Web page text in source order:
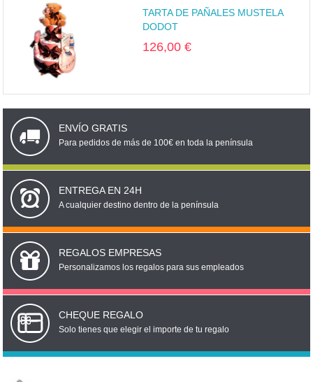
TARTA DE PAÑALES MUSTELA
DODOT
126,00 €
ENVÍO GRATIS
Para pedidos de más de 100€ en toda la península
ENTREGA EN 24H
A cualquier destino dentro de la península
REGALOS EMPRESAS
Personalizamos los regalos para sus empleados
CHEQUE REGALO
Solo tienes que elegir el importe de tu regalo